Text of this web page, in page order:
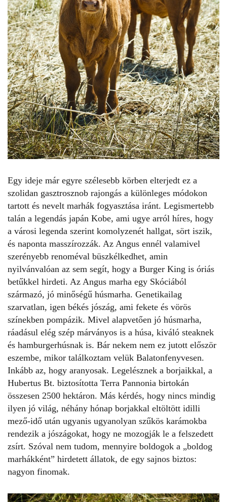
Egy ideje már egyre szélesebb körben elterjedt ez a
szolidan gasztrosznob rajongás a különleges módokon
tartott és nevelt marhák fogyasztása iránt. Legismertebb
talán a legendás japán Kobe, ami ugye arról híres, hogy
a városi legenda szerint komolyzenét hallgat, sört iszik,
és naponta masszírozzák. Az Angus ennél valamivel
szerényebb renoméval büszkélkedhet, amin
nyilvánvalóan az sem segít, hogy a Burger King is óriás
betűkkel hirdeti. Az Angus marha egy Skóciából
származó, jó minőségű húsmarha. Genetikailag
szarvatlan, igen békés jószág, ami fekete és vörös
színekben pompázik. Mivel alapvetően jó húsmarha,
ráadásul elég szép márványos is a húsa, kiváló steaknek
és hamburgerhúsnak is. Bár nekem nem ez jutott először
eszembe, mikor találkoztam velük Balatonfenyvesen.
Inkább az, hogy aranyosak. Legelésznek a borjaikkal, a
Hubertus Bt. biztosította Terra Pannonia birtokán
összesen 2500 hektáron. Más kérdés, hogy nincs mindig
ilyen jó világ, néhány hónap borjakkal eltöltött idilli
mező-idő után ugyanis ugyanolyan szűkös karámokba
rendezik a jószágokat, hogy ne mozogják le a felszedett
zsírt. Szóval nem tudom, mennyire boldogok a „boldog
marhákként” hirdetett állatok, de egy sajnos biztos:
nagyon finomak.